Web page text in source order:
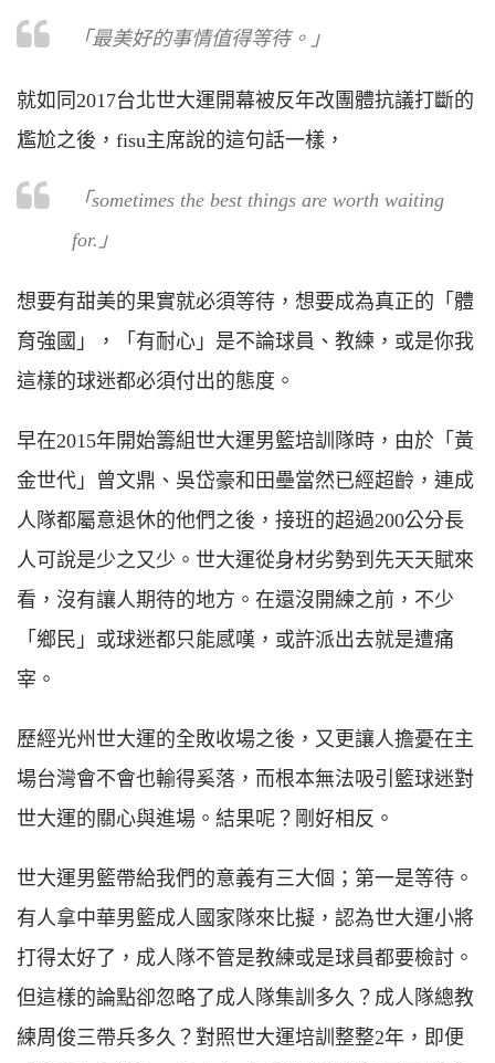
「最美好的事情值得等待。」
就如同2017台北世大運開幕被反年改團體抗議打斷的
尷尬之後，fisu主席說的這句話一樣，
「sometimes the best things are worth waiting
for.」
想要有甜美的果實就必須等待，想要成為真正的「體
育強國」，「有耐心」是不論球員、教練，或是你我
這樣的球迷都必須付出的態度。
早在2015年開始籌組世大運男籃培訓隊時，由於「黃
金世代」曾文鼎、吳岱豪和田壘當然已經超齡，連成
人隊都屬意退休的他們之後，接班的超過200公分長
人可說是少之又少。世大運從身材劣勢到先天天賦來
看，沒有讓人期待的地方。在還沒開練之前，不少
「鄉民」或球迷都只能感嘆，或許派出去就是遭痛
宰。
歷經光州世大運的全敗收場之後，又更讓人擔憂在主
場台灣會不會也輸得奚落，而根本無法吸引籃球迷對
世大運的關心與進場。結果呢？剛好相反。
世大運男籃帶給我們的意義有三大個；第一是等待。
有人拿中華男籃成人國家隊來比擬，認為世大運小將
打得太好了，成人隊不管是教練或是球員都要檢討。
但這樣的論點卻忽略了成人隊集訓多久？成人隊總教
練周俊三帶兵多久？對照世大運培訓整整2年，即便